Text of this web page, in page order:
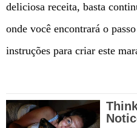
deliciosa receita, basta
onde você encontrará o
instruções para criar este